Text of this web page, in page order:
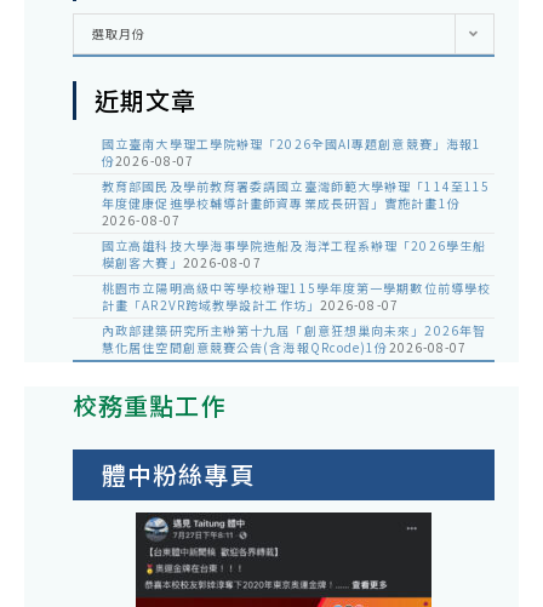
彙
選取月份
近期文章
國立臺南大學理工學院辦理「2026全國AI專題創意競賽」海報1
份2026-08-07
教育部國民及學前教育署委請國立臺灣師範大學辦理「114至115
年度健康促進學校輔導計畫師資專業成長研習」實施計畫1份
2026-08-07
國立高雄科技大學海事學院造船及海洋工程系辦理「2026學生船
模創客大賽」 2026-08-07
桃園市立陽明高級中等學校辦理115學年度第一學期數位前導學校
計畫「AR2VR跨域教學設計工作坊」 2026-08-07
內政部建築研究所主辦第十九屆「創意狂想巢向未來」2026年智
慧化居住空間創意競賽公告(含海報QRcode)1份2026-08-07
校務重點工作
體中粉絲專頁